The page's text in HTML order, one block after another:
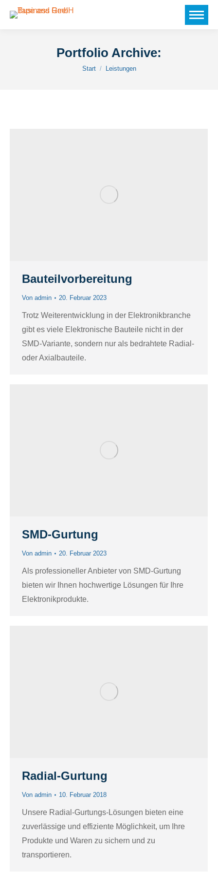
Portfolio Archive:
Sie befinden sich hier:
Start Leistungen
Bauteilvorbereitung
Von admin 20. Februar 2023
Trotz Weiterentwicklung in der Elektronikbranche
gibt es viele Elektronische Bauteile nicht in der
SMD-Variante, sondern nur als bedrahtete Radial-
oder Axialbauteile.
SMD-Gurtung
Von admin 20. Februar 2023
Als professioneller Anbieter von SMD-Gurtung
bieten wir Ihnen hochwertige Lösungen für Ihre
Elektronikprodukte.
Radial-Gurtung
Von admin 10. Februar 2018
Unsere Radial-Gurtungs-Lösungen bieten eine
zuverlässige und effiziente Möglichkeit, um Ihre
Produkte und Waren zu sichern und zu
transportieren.